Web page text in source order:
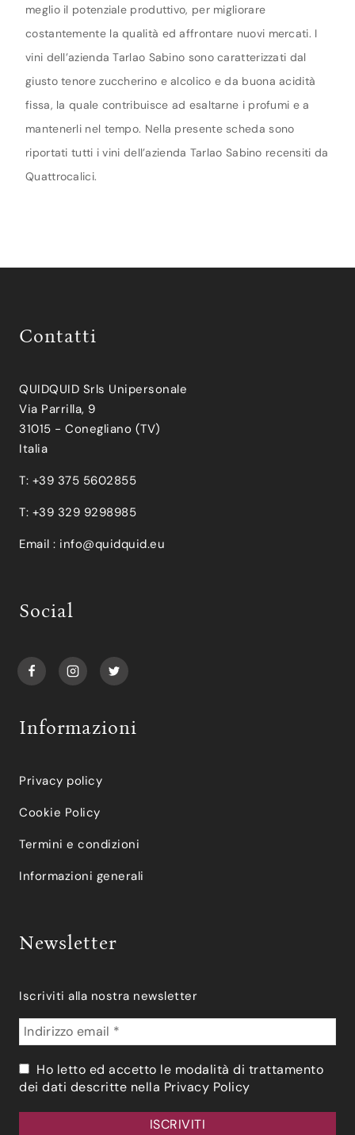
meglio il potenziale produttivo, per migliorare
costantemente la qualità ed affrontare nuovi mercati. I
vini dell’azienda Tarlao Sabino sono caratterizzati dal
giusto tenore zuccherino e alcolico e da buona acidità
fissa, la quale contribuisce ad esaltarne i profumi e a
mantenerli nel tempo. Nella presente scheda sono
riportati tutti i vini dell’azienda Tarlao Sabino recensiti da
Quattrocalici.
Contatti
QUIDQUID Srls Unipersonale
Via Parrilla, 9
31015 - Conegliano (TV)
Italia
T: +39 375 5602855
T: +39 329 9298985
Email : info@quidquid.eu
Social
Informazioni
Privacy policy
Cookie Policy
Termini e condizioni
Informazioni generali
Newsletter
Iscriviti alla nostra newsletter
Ho letto ed accetto le modalità di trattamento
dei dati descritte nella Privacy Policy